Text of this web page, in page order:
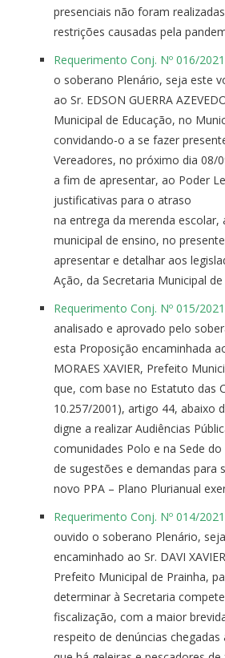
presenciais não foram
restrições causadas pela
Requerimento Conj. Nº 016/2021
o soberano Plenário, seja este
ao Sr. EDSON GUERRA
Municipal de Educação, no
convidando-o a se fazer
Vereadores, no próximo dia 08/
a fim de apresentar, ao Poder
justificativas para o atraso
na entrega da merenda escolar,
municipal de ensino, no
apresentar e detalhar aos
Ação, da Secretaria Municipal
Requerimento Conj. Nº 015/2021
analisado e aprovado pelo
esta Proposição encaminhada
MORAES XAVIER, Prefeito
que, com base no Estatuto das
10.257/2001), artigo 44, abaixo
digne a realizar Audiências
comunidades Polo e na Sede
de sugestões e demandas para
novo PPA – Plano Plurianual
Requerimento Conj. Nº 014/2021
ouvido o soberano Plenário,
encaminhado ao Sr. DAVI
Prefeito Municipal de Prainha,
determinar à Secretaria
fiscalização, com a maior
respeito de denúncias chegadas